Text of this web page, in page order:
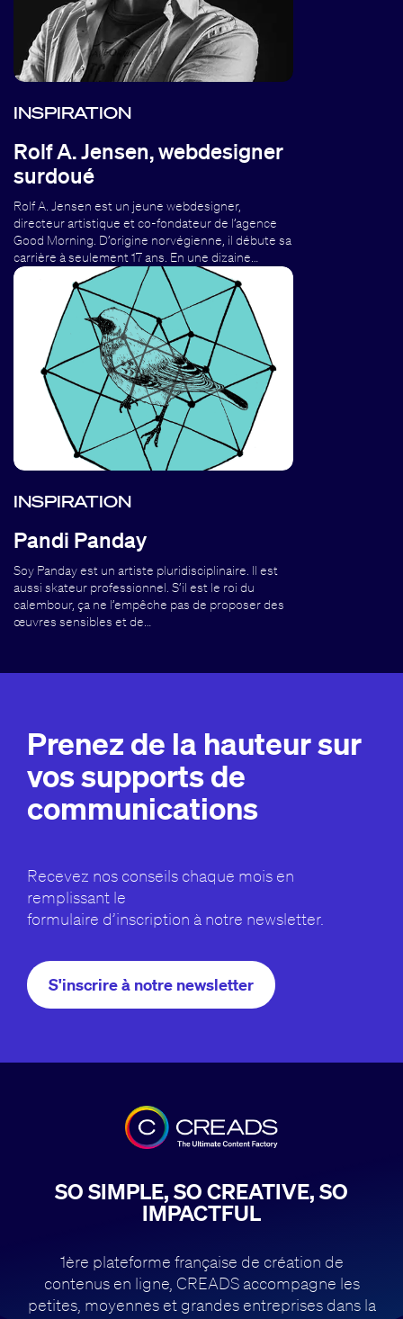
INSPIRATION
Rolf A. Jensen, webdesigner
surdoué
Rolf A. Jensen est un jeune webdesigner,
directeur artistique et co-fondateur de l’agence
Good Morning. D’origine norvégienne, il débute sa
carrière à seulement 17 ans. En une dizaine…
INSPIRATION
Pandi Panday
Soy Panday est un artiste pluridisciplinaire. Il est
aussi skateur professionnel. S’il est le roi du
calembour, ça ne l’empêche pas de proposer des
œuvres sensibles et de…
Prenez de la hauteur sur
vos supports de
communications
Recevez nos conseils chaque mois en
remplissant le
formulaire d’inscription à notre newsletter.
S'inscrire à notre newsletter
SO SIMPLE, SO CREATIVE, SO
IMPACTFUL
1ère plateforme française de création de
contenus en ligne, CREADS accompagne les
petites, moyennes et grandes entreprises dans la